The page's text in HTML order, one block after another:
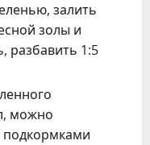
залить
золы и
разбавить 1:5
можно